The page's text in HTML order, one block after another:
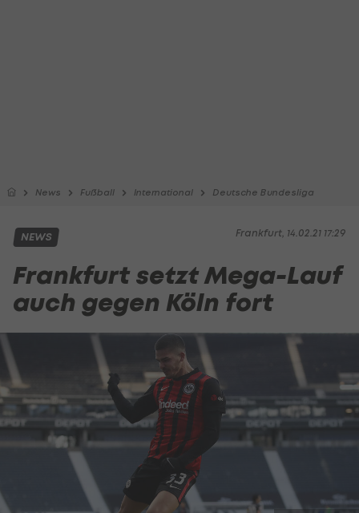
News Fußball International Deutsche Bundesliga
Frankfurt, 14.02.21 17:29
NEWS
Frankfurt setzt Mega-Lauf
auch gegen Köln fort